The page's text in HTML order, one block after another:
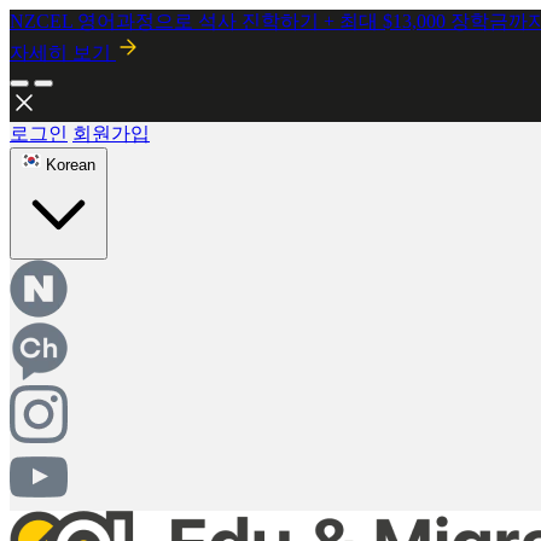
NZCEL 영어과정으로 석사 진학하기 + 최대 $13,000 장학금까
자세히 보기
로그인 회원가입
Korean